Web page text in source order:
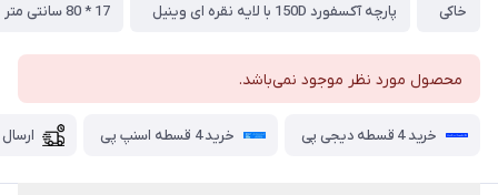
خاکی
پارچه آکسفورد 150D با لایه نقره ای وینیل
17 * 80 سانتی متر
محصول مورد نظر موجود نمی‌باشد.
خرید 4 قسطه دیجی پی خرید 4 قسطه اسنپ پی